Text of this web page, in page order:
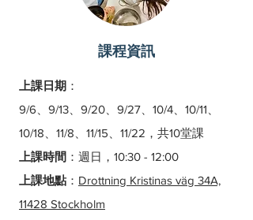
課程資訊
上課日期 ：
9/6、9/13、9/20、9/27、10/4、10/11、
10/18、11/8、11/15、11/22，共10堂課
上課時間 ：週日， 10:30 - 12:00
上課地點 ： Drottning Kristinas väg 34A,
11428 Stockholm